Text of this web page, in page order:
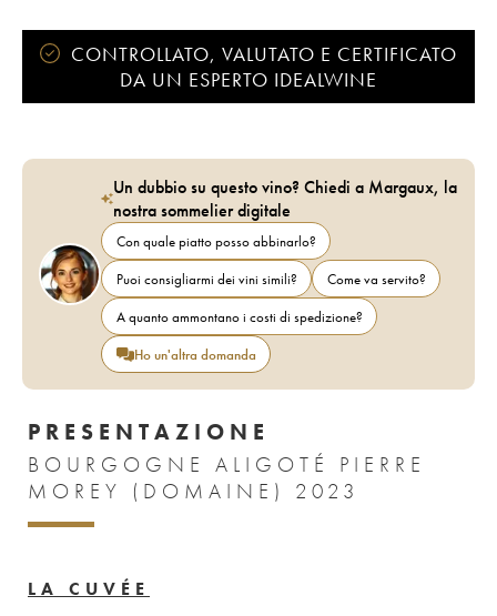
CONTROLLATO, VALUTATO E CERTIFICATO
DA UN ESPERTO IDEALWINE
Un dubbio su questo vino? Chiedi a Margaux, la
nostra sommelier digitale
Con quale piatto posso abbinarlo?
Puoi consigliarmi dei vini simili?
Come va servito?
A quanto ammontano i costi di spedizione?
Ho un'altra domanda
PRESENTAZIONE
BOURGOGNE ALIGOTÉ PIERRE
MOREY (DOMAINE) 2023
LA CUVÉE